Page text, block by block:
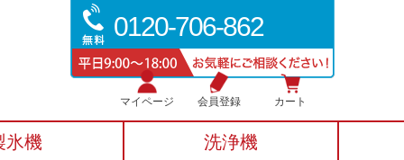
0120-706-862
マイページ 会員登録 カート
氷機 洗浄機